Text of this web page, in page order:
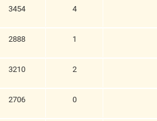
4
3454
1
2888
2
3210
0
2706